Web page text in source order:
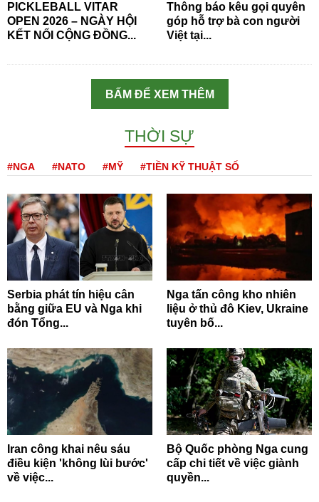
PICKLEBALL VITAR
OPEN 2026 – NGÀY HỘI
KẾT NỐI CỘNG ĐỒNG...
Thông báo kêu gọi quyên
góp hỗ trợ bà con người
Việt tại...
BẤM ĐỂ XEM THÊM
THỜI SỰ
#NGA #NATO #MỸ #TIỀN KỸ THUẬT SỐ
Serbia phát tín hiệu cân
bằng giữa EU và Nga khi
đón Tổng...
Nga tấn công kho nhiên
liệu ở thủ đô Kiev, Ukraine
tuyên bố...
Iran công khai nêu sáu
điều kiện 'không lùi bước'
về việc...
Bộ Quốc phòng Nga cung
cấp chi tiết về việc giành
quyền...